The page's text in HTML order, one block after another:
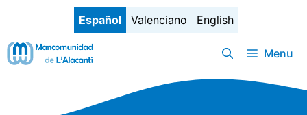
contenido
Español Valenciano English
Menu